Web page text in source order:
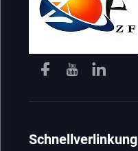
Schnellverlinkung